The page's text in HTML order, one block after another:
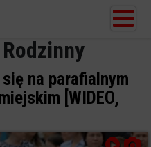
na parafialnym
[WIDEO,